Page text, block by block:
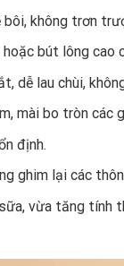
không trơn
bút lông cao
dễ lau chùi,
mài bo tròn các
định.
ghim lại các
vừa tăng tính